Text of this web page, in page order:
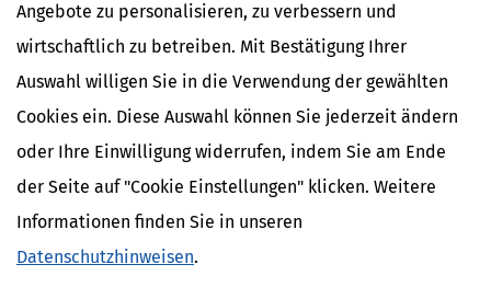
Angebote zu personalisieren, zu verbessern und
wirtschaftlich zu betreiben. Mit Bestätigung Ihrer
Auswahl willigen Sie in die Verwendung der gewählten
Cookies ein. Diese Auswahl können Sie jederzeit ändern
oder Ihre Einwilligung widerrufen, indem Sie am Ende
der Seite auf "Cookie Einstellungen" klicken. Weitere
Informationen finden Sie in unseren
Datenschutzhinweisen.
Wer zahlt wie viel?
(MB)
Ähnliche Themen
Finanzamt & Formalitäten